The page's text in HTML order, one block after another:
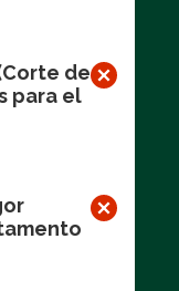
de
para el